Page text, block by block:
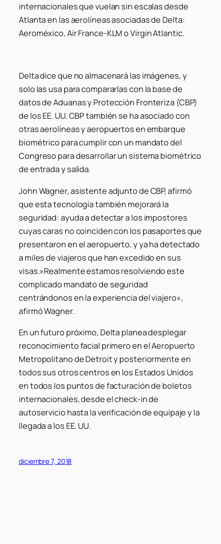
internacionales que vuelan sin escalas desde
Atlanta en las aerolíneas asociadas de Delta:
Aeroméxico, Air France-KLM o Virgin Atlantic.
Delta dice que no almacenará las imágenes, y
solo las usa para compararlas con la base de
datos de Aduanas y Protección Fronteriza (CBP)
de los EE. UU. CBP también se ha asociado con
otras aerolíneas y aeropuertos en embarque
biométrico para cumplir con un mandato del
Congreso para desarrollar un sistema biométrico
de entrada y salida.
John Wagner, asistente adjunto de CBP, afirmó
que esta tecnología también mejorará la
seguridad: ayuda a detectar a los impostores
cuyas caras no coinciden con los pasaportes que
presentaron en el aeropuerto, y ya ha detectado
a miles de viajeros que han excedido en sus
visas.»Realmente estamos resolviendo este
complicado mandato de seguridad
centrándonos en la experiencia del viajero»,
afirmó Wagner.
En un futuro próximo, Delta planea desplegar
reconocimiento facial primero en el Aeropuerto
Metropolitano de Detroit y posteriormente en
todos sus otros centros en los Estados Unidos
en todos los puntos de facturación de boletos
internacionales, desde el check-in de
autoservicio hasta la verificación de equipaje y la
llegada a los EE. UU.
diciembre 7, 2018